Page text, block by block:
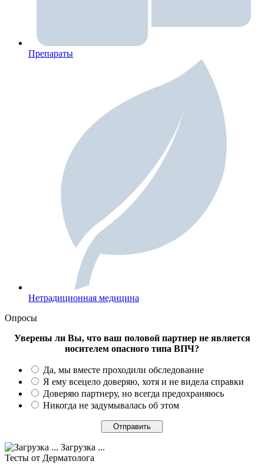
Препараты
Нетрадиционная медицина
Опросы
Уверены ли Вы, что ваш половой партнер не является
носителем опасного типа ВПЧ?
Да, мы вместе проходили обследование
Я ему всецело доверяю, хотя и не видела справки
Доверяю партнеру, но всегда предохраняюсь
Никогда не задумывалась об этом
Загрузка ...
Тесты от Дерматолога